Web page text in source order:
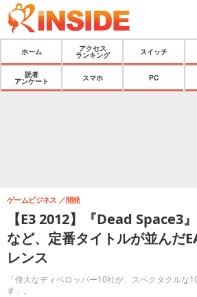
ホーム
アクセス
ランキング
スイッチ
読者
アンケート
スマホ PC
【E3 2012】『Dead Space3
など、定番タイトルが並んだ
レンス
「偉大なディベロッパー10社が、スペクタクルな
す」。
ゲームビジネス 開発